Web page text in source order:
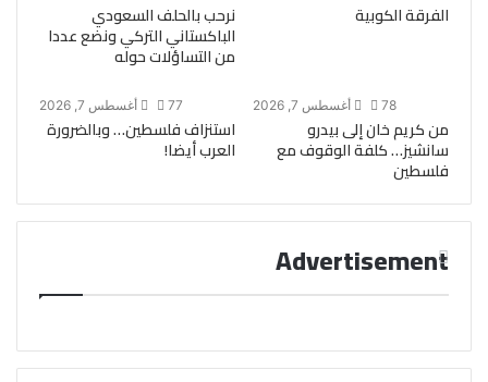
نرحب بالحلف السعودي
الباكستاني التركي ونضع عددا
من التساؤلات حوله
الفرقة الكوبية
أغسطس 7, 2026 77
استنزاف فلسطين… وبالضرورة
العرب أيضا!
أغسطس 7, 2026 78
من كريم خان إلى بيدرو
سانشيز… كلفة الوقوف مع
فلسطين
Advertisement